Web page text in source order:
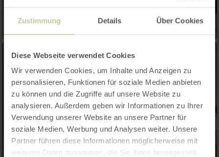
Zustimmung Details Über Cookies
Diese Webseite verwendet Cookies
Wir verwenden Cookies, um Inhalte und Anzeigen zu
personalisieren, Funktionen für soziale Medien anbieten
zu können und die Zugriffe auf unsere Website zu
analysieren. Außerdem geben wir Informationen zu Ihrer
Verwendung unserer Website an unsere Partner für
soziale Medien, Werbung und Analysen weiter. Unsere
Partner führen diese Informationen möglicherweise mit
weiteren Daten zusammen, die Sie ihnen bereitgestellt